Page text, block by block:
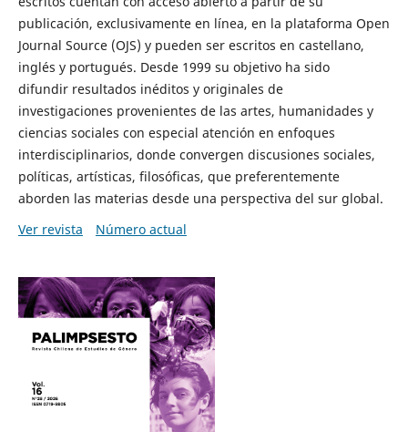
publicación, exclusivamente en línea, en la plataforma Open
Journal Source (OJS) y pueden ser escritos en castellano,
inglés y portugués. Desde 1999 su objetivo ha sido
difundir resultados inéditos y originales de
investigaciones provenientes de las artes, humanidades y
ciencias sociales con especial atención en enfoques
interdisciplinarios, donde convergen discusiones sociales,
políticas, artísticas, filosóficas, que preferentemente
aborden las materias desde una perspectiva del sur global.
Ver revista
Número actual